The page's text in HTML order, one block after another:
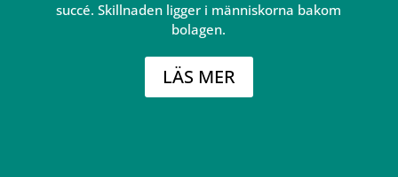
succé. Skillnaden ligger i människorna bakom
bolagen.
LÄS MER